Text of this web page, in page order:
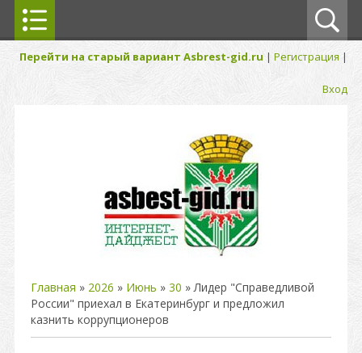
Перейти на старый вариант Asbrest-gid.ru | Регистрация |
Вход
Главная » 2026 » Июнь » 30 » Лидер "Справедливой
России" приехал в Екатеринбург и предложил
казнить коррупционеров